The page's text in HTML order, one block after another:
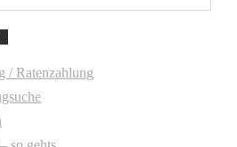
/ Ratenzahlung